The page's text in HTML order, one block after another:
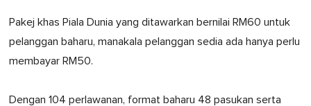
Pakej khas Piala Dunia yang ditawarkan bernilai RM60 untuk
pelanggan baharu, manakala pelanggan sedia ada hanya perlu
membayar RM50.
Dengan 104 perlawanan, format baharu 48 pasukan serta